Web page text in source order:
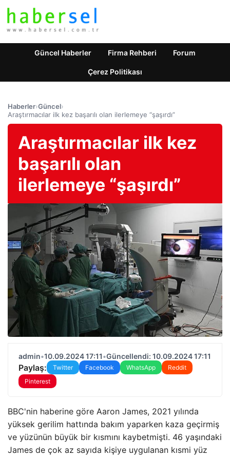
Güncel Haberler Firma Rehberi Forum
Çerez Politikası
Haberler›Güncel›
Araştırmacılar ilk kez başarılı olan ilerlemeye “şaşırdı”
Araştırmacılar ilk kez
başarılı olan
ilerlemeye “şaşırdı”
admin•10.09.2024 17:11•Güncellendi: 10.09.2024 17:11
Paylaş: Twitter Facebook WhatsApp
Reddit
Pinterest
BBC'nin haberine göre Aaron James, 2021 yılında
yüksek gerilim hattında bakım yaparken kaza geçirmiş
ve yüzünün büyük bir kısmını kaybetmişti. 46 yaşındaki
James de çok az sayıda kişiye uygulanan kısmi yüz